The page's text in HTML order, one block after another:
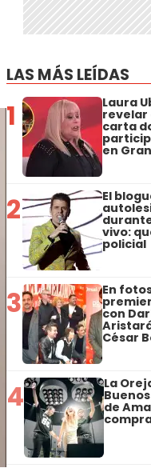
LAS MÁS LEÍDAS
1 Laura
revelar
carta
en
2 El
vivo:
policial
3 En
con
César
4 La
de